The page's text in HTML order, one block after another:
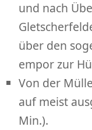
und nach
über den
empor zur
Von der
auf meist
Min.).